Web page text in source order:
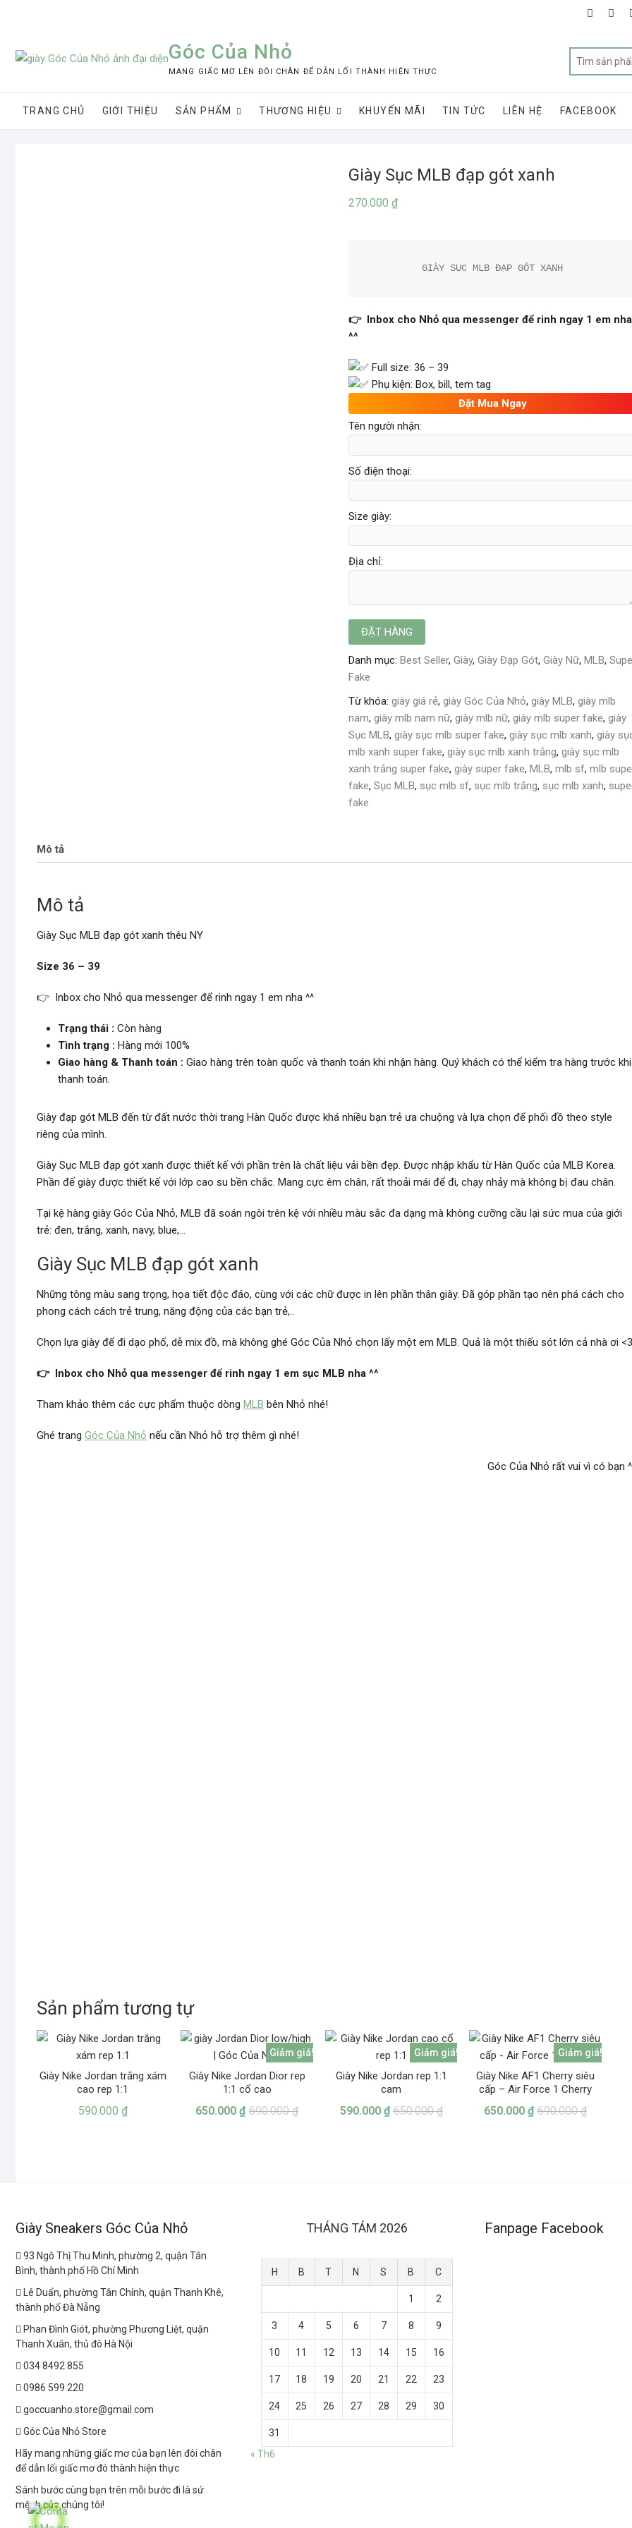
Góc Của Nhỏ
MANG GIẤC MƠ LÊN ĐÔI CHÂN ĐỂ DẪN LỐI THÀNH HIỆN THỰC
TRANG CHỦ GIỚI THIỆU SẢN PHẨM THƯƠNG HIỆU KHUYẾN MÃI TIN TỨC LIÊN HỆ FACEBOOK
Giày Sục MLB đạp gót xanh
270.000 ₫
GIÀY SỤC MLB ĐẠP GÓT XANH
👉 Inbox cho Nhỏ qua messenger để rinh ngay 1 em nha
^^
Full size: 36 – 39
Phụ kiện: Box, bill, tem tag
Đặt Mua Ngay
Tên người nhận:
Số điện thoại:
Size giày:
Địa chỉ:
Danh mục: Best Seller, Giày, Giày Đạp Gót, Giày Nữ, MLB,
Fake
Từ khóa: giày giá rẻ, giày Góc Của Nhỏ, giày MLB, giày mlb
nam, giày mlb nam nữ, giày mlb nữ, giày mlb super fake, giày
Sục MLB, giày sục mlb super fake, giày sục mlb xanh, giày
mlb xanh super fake, giày sục mlb xanh trắng, giày sục mlb
xanh trắng super fake, giày super fake, MLB, mlb sf, mlb
fake, Sục MLB, sục mlb sf, sục mlb trắng, sục mlb xanh,
fake
Mô tả
Mô tả
Giày Sục MLB đạp gót xanh thêu NY
Size 36 – 39
👉 Inbox cho Nhỏ qua messenger để rinh ngay 1 em nha ^^
Trạng thái : Còn hàng
Tình trạng : Hàng mới 100%
Giao hàng & Thanh toán : Giao hàng trên toàn quốc và thanh toán khi nhận hàng. Quý khách có thể kiểm tra hàng trước khi
thanh toán.
Giày đạp gót MLB đến từ đất nước thời trang Hàn Quốc được khá nhiều bạn trẻ ưa chuộng và lựa chọn để phối đồ theo style
riêng của mình.
Giày Sục MLB đạp gót xanh được thiết kế với phần trên là chất liệu vải bền đẹp. Được nhập khẩu từ Hàn Quốc của MLB Korea.
Phần đế giày được thiết kế với lớp cao su bền chắc. Mang cực êm chân, rất thoải mái để đi, chạy nhảy mà không bị đau chân.
Tại kệ hàng giày Góc Của Nhỏ, MLB đã soán ngôi trên kệ với nhiều màu sắc đa dạng mà không cưỡng cầu lại sức mua của giới
trẻ: đen, trắng, xanh, navy, blue,…
Giày Sục MLB đạp gót xanh
Những tông màu sang trọng, họa tiết độc đáo, cùng với các chữ được in lên phần thân giày. Đã góp phần tạo nên phá cách cho
phong cách cách trẻ trung, năng động của các bạn trẻ,..
Chọn lựa giày để đi dạo phố, dễ mix đồ, mà không ghé Góc Của Nhỏ chọn lấy một em MLB. Quả là một thiếu sót lớn cả nhà ơi
👉 Inbox cho Nhỏ qua messenger để rinh ngay 1 em sục MLB nha ^^
Tham khảo thêm các cực phẩm thuộc dòng MLB bên Nhỏ nhé!
Ghé trang Góc Của Nhỏ nếu cần Nhỏ hỗ trợ thêm gì nhé!
Góc Của Nhỏ rất vui vì có bạn
Sản phẩm tương tự
Giày Nike Jordan trắng xám
cao rep 1:1
590.000 ₫
Giảm giá!
Giày Nike Jordan Dior rep
1:1 cổ cao
690.000₫
650.000₫
Giảm giá!
Giày Nike Jordan rep 1:1
cam
650.000₫
590.000 ₫
Giảm giá!
Giày Nike AF1 Cherry siêu
cấp – Air Force 1 Cherry
690.000₫
650.000 ₫
Giày Sneakers Góc Của Nhỏ
93 Ngô Thị Thu Minh, phường 2, quận Tân
Bình, thành phố Hồ Chí Minh
Lê Duẩn, phường Tân Chính, quận Thanh Khê,
thành phố Đà Nẵng
Phan Đình Giót, phường Phương Liệt, quận
Thanh Xuân, thủ đô Hà Nội
034 8492 855
0986 599 220
goccuanho.store@gmail.com
Góc Của Nhỏ Store
Hãy mang những giấc mơ của bạn lên đôi chân
để dẫn lối giấc mơ đó thành hiện thực
Sánh bước cùng bạn trên mỗi bước đi là sứ
mệnh của chúng tôi!
THÁNG TÁM 2026
H B T N S B C
1 2
3 4 5 6 7 8 9
10 11 12 13 14 15 16
17 18 19 20 21 22 23
24 25 26 27 28 29 30
31
« Th6
Fanpage Facebook